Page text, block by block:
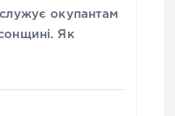
окупантам
Як